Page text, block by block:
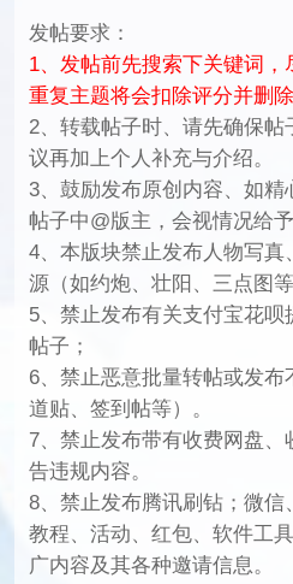
发帖要求：
1、发帖前先搜索下关键词，
重复主题将会扣除评分并删除
2、转载帖子时、请先确保
议再加上个人补充与介绍。
3、鼓励发布原创内容、如
帖子中@版主，会视情况给予
4、本版块禁止发布人物写
源（如约炮、壮阳、三点图等
5、禁止发布有关支付宝花
帖子；
6、禁止恶意批量转帖或发
道贴、签到帖等）。
7、禁止发布带有收费网盘
告违规内容。
8、禁止发布腾讯刷钻；微
教程、活动、红包、软件工
广内容及其各种邀请信息。